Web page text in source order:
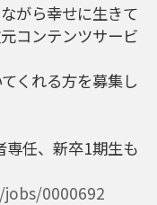
がら幸せに生きて
コンテンツサービ
くれる方を募集し
任、新卒1期生も
0000692